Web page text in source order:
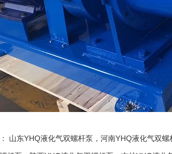
山东YHQ液化气双螺杆泵 ， 河南YHQ液化气双螺